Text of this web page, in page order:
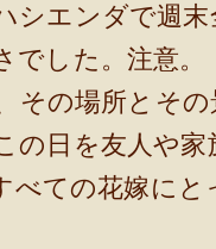
シエンダで週
した。注意。
その場所とそ
日を友人や家
ての花嫁にと